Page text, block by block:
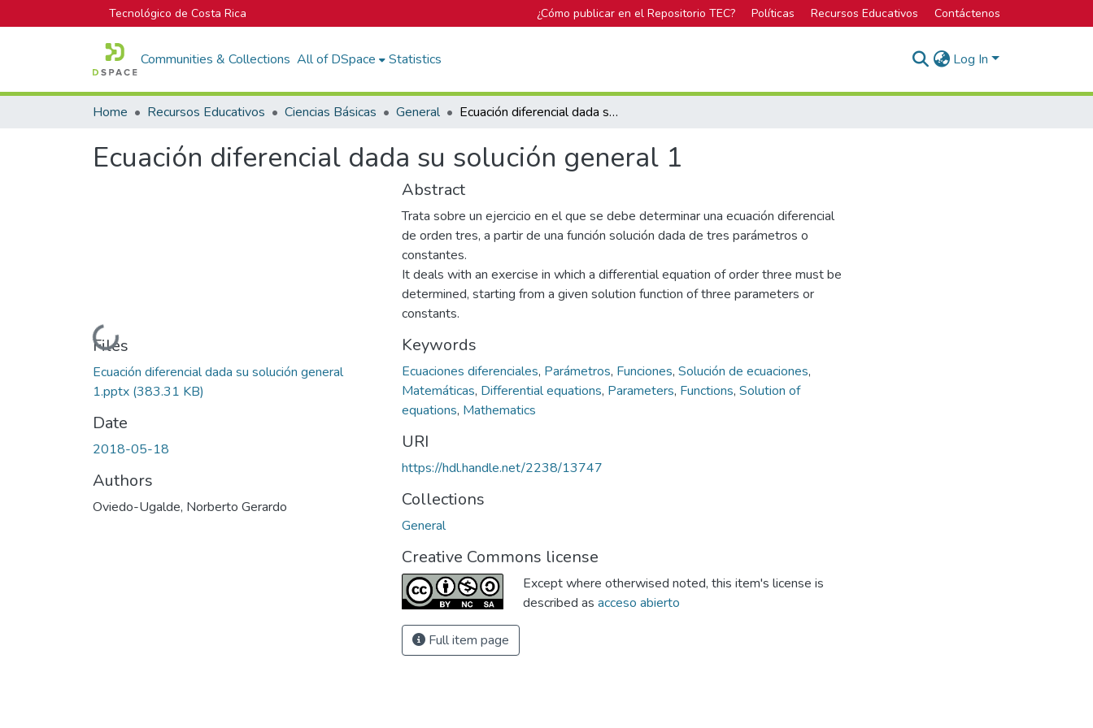
Tecnológico de Costa Rica ¿Cómo publicar en el Repositorio TEC? Políticas Recursos Educativos Contáctenos
Communities & Collections All of DSpace Statistics Log In
Home Recursos Educativos Ciencias Básicas General Ecuación diferencial dada su solución general 1
Ecuación diferencial dada su solución general 1
Loading...
Files
Ecuación diferencial dada su solución general
1.pptx (383.31 KB)
Date
2018-05-18
Authors
Oviedo-Ugalde, Norberto Gerardo
Abstract
Trata sobre un ejercicio en el que se debe determinar una ecuación diferencial
de orden tres, a partir de una función solución dada de tres parámetros o
constantes.
It deals with an exercise in which a differential equation of order three must be
determined, starting from a given solution function of three parameters or
constants.
Keywords
Ecuaciones diferenciales, Parámetros, Funciones, Solución de ecuaciones,
Matemáticas, Differential equations, Parameters, Functions, Solution of
equations, Mathematics
URI
https://hdl.handle.net/2238/13747
Collections
General
Creative Commons license
Except where otherwised noted, this item's license is
described as acceso abierto
Full item page